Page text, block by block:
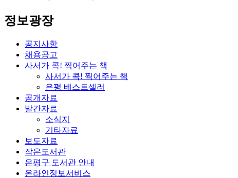
정보광장
공지사항
채용공고
사서가 콕! 찍어주는 책
사서가 콕! 찍어주는 책
은평 베스트셀러
공개자료
발간자료
소식지
기타자료
보도자료
작은도서관
은평구 도서관 안내
온라인정보서비스